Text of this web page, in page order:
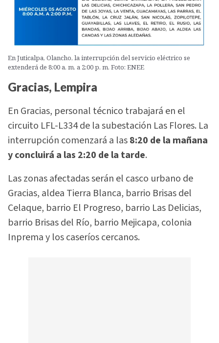
En Juticalpa, Olancho, la interrupción del servicio eléctrico se
extenderá de 8:00 a. m. a 2:00 p. m. Foto: ENEE
Gracias, Lempira
En Gracias, personal técnico trabajará en el
circuito LFL-L334 de la subestación Las Flores. La
interrupción comenzará a las8:20 de la mañana
y concluirá a las 2:20 de la tarde.
Las zonas afectadas serán el casco urbano de
Gracias, aldea Tierra Blanca, barrio Brisas del
Celaque, barrio El Progreso, barrio Las Delicias,
barrio Brisas del Río, barrio Mejicapa, colonia
Inprema y los caseríos cercanos.